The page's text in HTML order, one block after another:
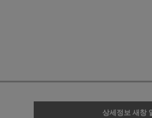
상세정보 새창